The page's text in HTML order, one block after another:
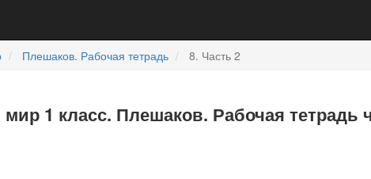
Плешаков. Рабочая тетрадь 8. Часть 2
1 класс. Плешаков. Рабочая тетрадь